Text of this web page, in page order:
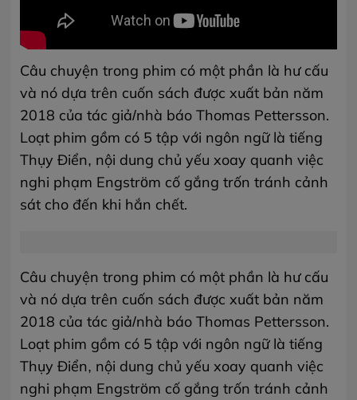
Câu chuyện trong phim có một phần là hư cấu
và nó dựa trên cuốn sách được xuất bản năm
2018 của tác giả/nhà báo Thomas Pettersson.
Loạt phim gồm có 5 tập với ngôn ngữ là tiếng
Thụy Điển, nội dung chủ yếu xoay quanh việc
nghi phạm Engström cố gắng trốn tránh cảnh
sát cho đến khi hắn chết.
Câu chuyện trong phim có một phần là hư cấu
và nó dựa trên cuốn sách được xuất bản năm
2018 của tác giả/nhà báo Thomas Pettersson.
Loạt phim gồm có 5 tập với ngôn ngữ là tiếng
Thụy Điển, nội dung chủ yếu xoay quanh việc
nghi phạm Engström cố gắng trốn tránh cảnh